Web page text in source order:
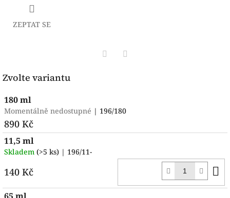
ZEPTAT SE
Zvolte variantu
180 ml
Momentálně nedostupné | 196/180
890 Kč
11,5 ml
Skladem (>5 ks) | 196/11-
140 Kč